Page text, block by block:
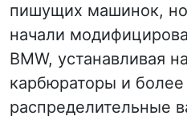
пишущих машинок, но
начали
BMW, устанавливая
карбюраторы и
распределительные